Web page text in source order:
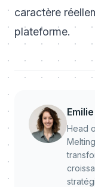
caractère
plateforme.
Head